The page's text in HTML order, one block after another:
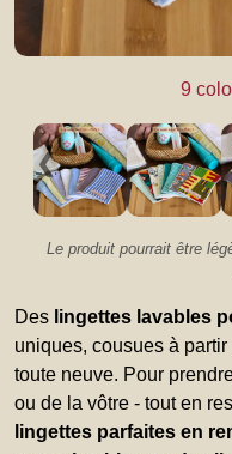
9
❮
Le produit pourrait être
Des lingettes lavables
uniques, cousues à
toute neuve. Pour
ou de la vôtre - tout en
lingettes parfaites en